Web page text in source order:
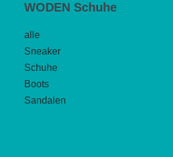
WODEN Schuhe
alle
Sneaker
Schuhe
Boots
Sandalen